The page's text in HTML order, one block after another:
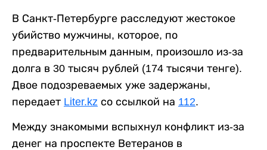
В Санкт-Петербурге расследуют жестокое
убийство мужчины, которое, по
предварительным данным, произошло из-за
долга в 30 тысяч рублей (174 тысячи тенге).
Двое подозреваемых уже задержаны,
передает Liter.kz со ссылкой на 112.
Между знакомыми вспыхнул конфликт из-за
денег на проспекте Ветеранов в